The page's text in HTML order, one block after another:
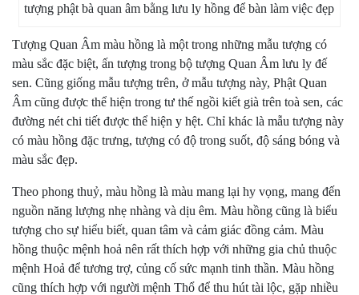
tượng phật bà quan âm bằng lưu ly hồng để bàn làm việc đẹp
Tượng Quan Âm màu hồng là một trong những mẫu tượng có
màu sắc đặc biệt, ấn tượng trong bộ tượng Quan Âm lưu ly đế
sen. Cũng giống mẫu tượng trên, ở mẫu tượng này, Phật Quan
Âm cũng được thể hiện trong tư thế ngồi kiết già trên toà sen, các
đường nét chi tiết được thể hiện y hệt. Chỉ khác là mẫu tượng này
có màu hồng đặc trưng, tượng có độ trong suốt, độ sáng bóng và
màu sắc đẹp.
Theo phong thuỷ, màu hồng là màu mang lại hy vọng, mang đến
nguồn năng lượng nhẹ nhàng và dịu êm. Màu hồng cũng là biểu
tượng cho sự hiểu biết, quan tâm và cảm giác đồng cảm. Màu
hồng thuộc mệnh hoả nên rất thích hợp với những gia chủ thuộc
mệnh Hoả để tương trợ, củng cố sức mạnh tinh thần. Màu hồng
cũng thích hợp với người mệnh Thổ để thu hút tài lộc, gặp nhiều